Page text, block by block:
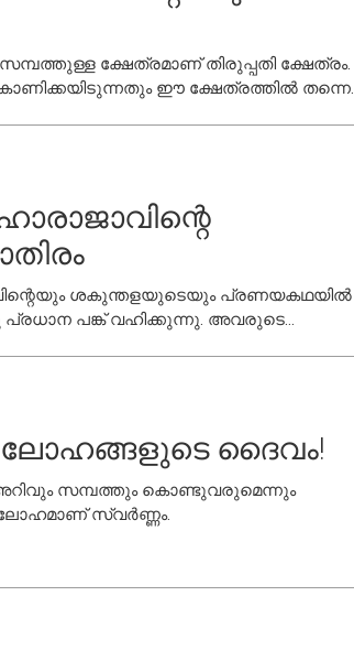
ക്ഷേത്രമാണ് തിരുപ്പതി ക്ഷേത്രം.
ഈ ക്ഷേത്രത്തിൽ തന്നെ.
ശകുന്തളയുടെയും പ്രണയകഥയിൽ
പ്രധാന പങ്ക് വഹിക്കുന്നു. അവരുടെ
ലോഹങ്ങളുടെ ദൈവം!
സമ്പത്തും കൊണ്ടുവരുമെന്നും
സ്വർണ്ണം.